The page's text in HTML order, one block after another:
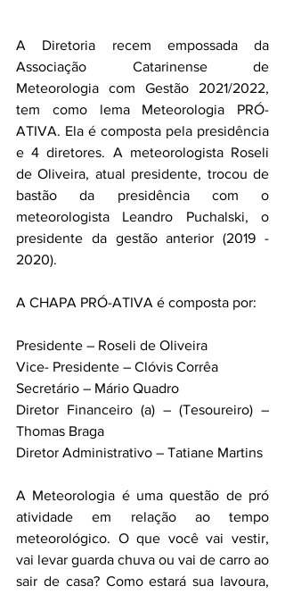
A Diretoria recem empossada da
Associação Catarinense de
Meteorologia com Gestão 2021/2022,
tem como lema Meteorologia PRÓ-
ATIVA. Ela é composta pela presidência
e 4 diretores. A meteorologista Roseli
de Oliveira, atual presidente, trocou de
bastão da presidência com o
meteorologista Leandro Puchalski, o
presidente da gestão anterior (2019 -
2020).
A CHAPA PRÓ-ATIVA é composta por:
Presidente – Roseli de Oliveira
Vice- Presidente – Clóvis Corrêa
Secretário – Mário Quadro
Diretor Financeiro (a) – (Tesoureiro) –
Thomas Braga
Diretor Administrativo – Tatiane Martins
A Meteorologia é uma questão de pró
atividade em relação ao tempo
meteorológico. O que você vai vestir,
vai levar guarda chuva ou vai de carro ao
sair de casa? Como estará sua lavoura,